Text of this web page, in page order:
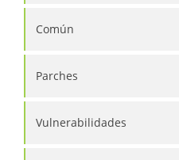
Común
Parches
Vulnerabilidades